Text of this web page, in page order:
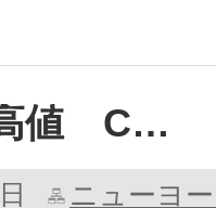
値 C…
ニューヨ